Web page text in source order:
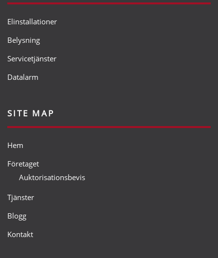
Elinstallationer
Belysning
Servicetjänster
Datalarm
SITE MAP
Hem
Företaget
Auktorisationsbevis
Tjänster
Blogg
Kontakt